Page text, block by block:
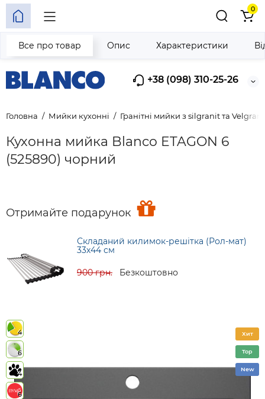
+38 (098) 310-25-26
0
Головна Мийки кухонні Гранітні мийки з silgranit та
Кухонна мийка Blanco ETAGON 6
(525890) чорний
Отримайте подарунок
Складаний килимок-решітка (Рол-мат)
33х44 см
900 грн. Безкоштовно
Все про товар Опис Характеристики
4
6
4
6
Хит
Top
New